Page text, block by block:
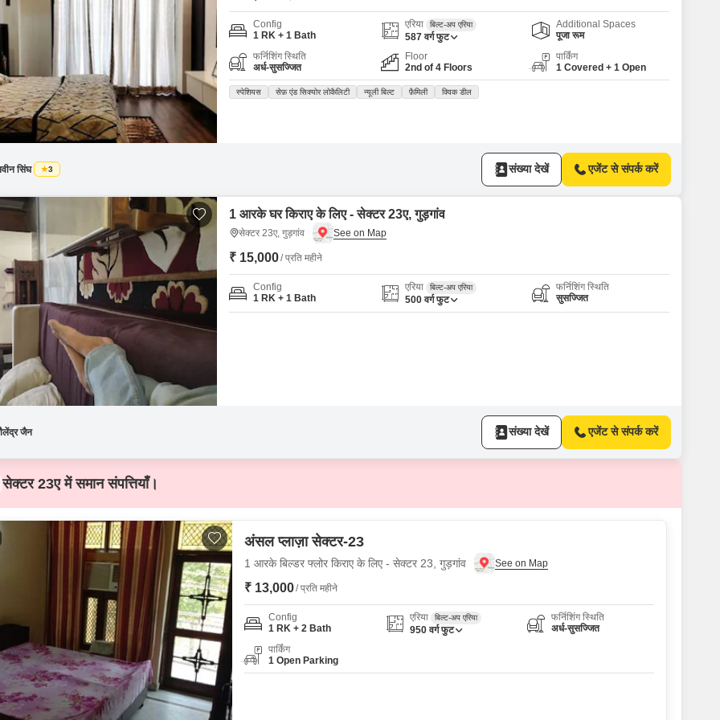
Config
1 RK + 1 Bath
एरिया बिल्ट-अप एरिया
587 वर्ग फुट
Additional Spaces
पूजा रूम
फर्निशिंग स्थिति
अर्ध-सुसज्जित
Floor
2nd of 4 Floors
पार्किंग
1 Covered + 1 Open
स्पेशियस सेफ़ एंड सिक्योर लोकैलिटी न्यूली बिल्ट फ़ैमिली क्विक डील
सिंघ 3 संख्या देखें एजेंट से संपर्क करें
1 आरके घर किराए के लिए - सेक्टर 23ए, गुड़गांव
सेक्टर 23ए, गुड़गांव
₹ 15,000/ प्रति महीने
Config
1 RK + 1 Bath
एरिया बिल्ट-अप एरिया
500 वर्ग फुट
फर्निशिंग स्थिति
सुसज्जित
जैन संख्या देखें एजेंट से संपर्क करें
सेक्टर 23ए में समान संपत्तियाँ।
अंसल प्लाज़ा सेक्टर-23
1 आरके बिल्डर फ्लोर किराए के लिए - सेक्टर 23, गुड़गांव
₹ 13,000/ प्रति महीने
Config
1 RK + 2 Bath
एरिया बिल्ट-अप एरिया
950 वर्ग फुट
फर्निशिंग स्थिति
अर्ध-सुसज्जित
पार्किंग
1 Open Parking